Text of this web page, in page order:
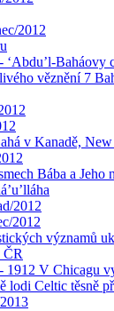
2012
‘Abdu’l-Baháovy
věznění 7
v Kanadě,
Bába a Jeho
2012
2012
významů
1912 V Chicagu
lodi Celtic těsně